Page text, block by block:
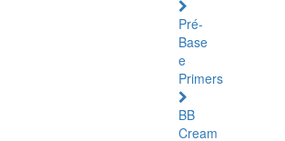
Pré-
Base
e
Primers
BB
Cream